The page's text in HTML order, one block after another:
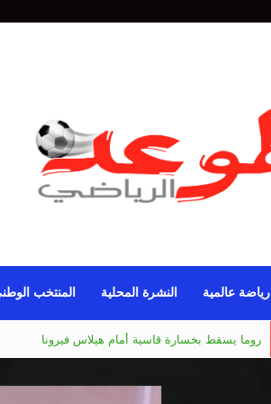
رياضة عالمية النشرة المحلية المنتخب
مانشستر يونايتد يقدم أسوأ نسخة منذ 38 عاما